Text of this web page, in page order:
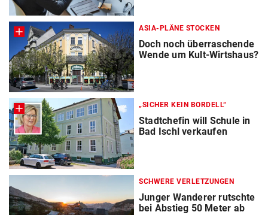
ASIA-PLÄNE STOCKEN
Doch noch überraschende
Wende um Kult-Wirtshaus?
„SICHER KEIN BORDELL“
Stadtchefin will Schule in
Bad Ischl verkaufen
SCHWERE VERLETZUNGEN
Junger Wanderer rutschte
bei Abstieg 50 Meter ab